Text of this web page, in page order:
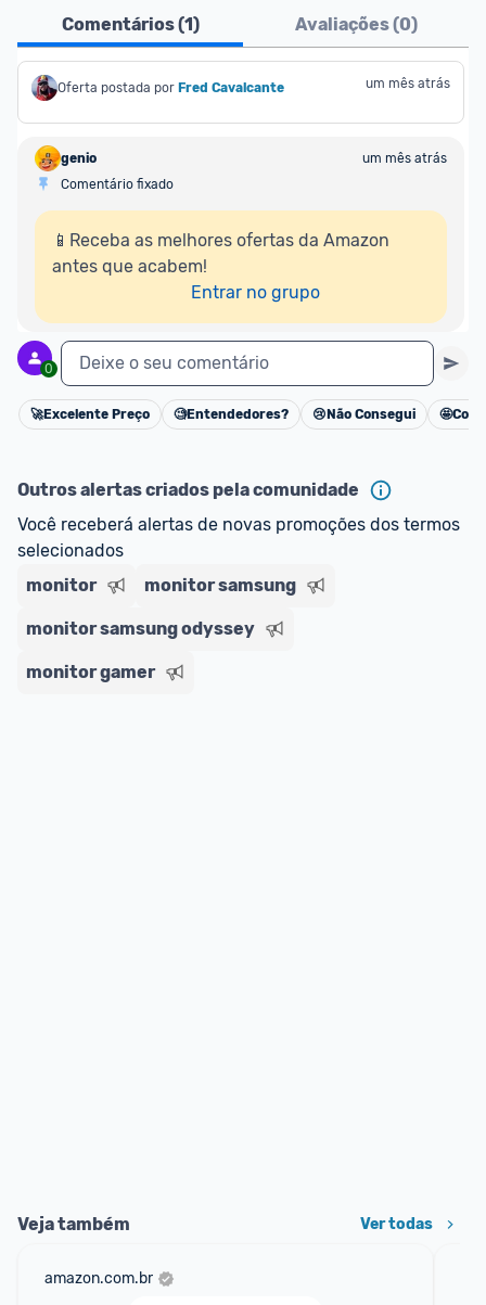
Comentários (1) Avaliações (0)
Oferta postada por Fred Cavalcante um mês atrás
genio
um mês atrás
Comentário fixado
📱Receba as melhores ofertas da Amazon
antes que acabem!
Entrar no grupo
0 Deixe o seu comentário
Cancelar
🚀Excelente Preço 🧐Entendedores? 😢 Não Consegui 🤩
Outros alertas criados pela comunidade
Você receberá alertas de novas promoções dos termos
selecionados
monitor
monitor samsung
monitor samsung odyssey
monitor gamer
Veja também Ver todas
amazon.com.br